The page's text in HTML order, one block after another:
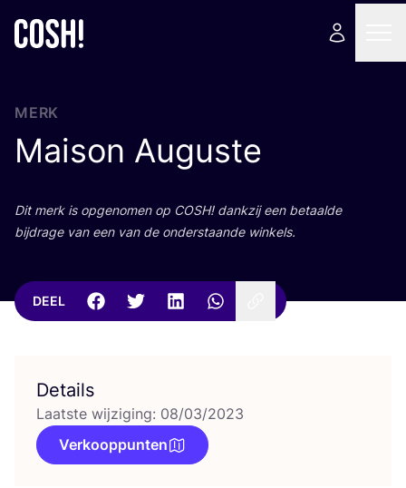
MERK
Maison Auguste
Dit merk is opge­no­men op COSH! dank­zij een betaal­de
bij­dra­ge van een van de onder­staan­de winkels.
DEEL
Details
Laatste wijziging: 08/03/2023
Verkooppunten